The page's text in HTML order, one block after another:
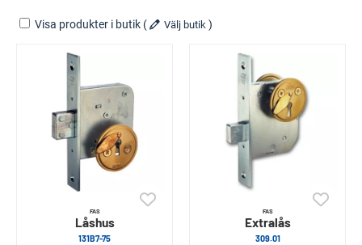
Visa produkter i butik ( Välj butik )
FAS
Låshus
131B7-75
FAS
Extralås
309.01